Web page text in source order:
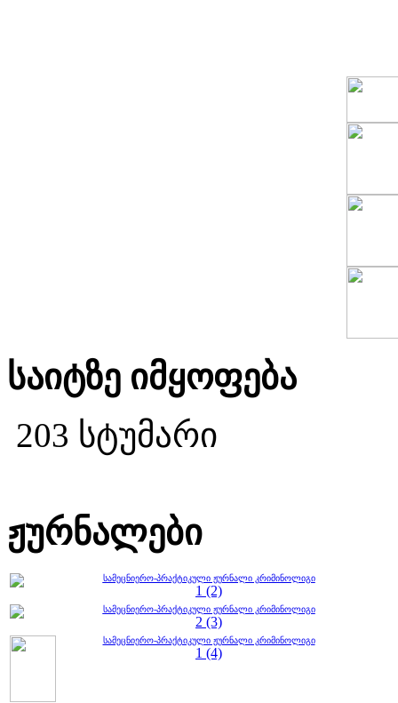
საიტზე იმყოფება
203 სტუმარი
ჟურნალები
სამეცნიერო-პრაქტიკული ჟურნალი კრიმინოლიგი
1 (2)
სამეცნიერო-პრაქტიკული ჟურნალი კრიმინოლიგი
2 (3)
სამეცნიერო-პრაქტიკული ჟურნალი კრიმინოლიგი
1 (4)